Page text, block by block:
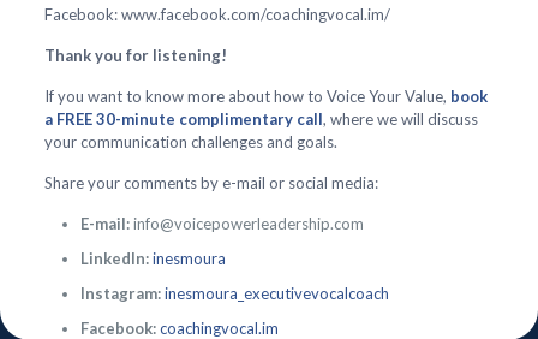
Facebook: www.facebook.com/coachingvocal.im/
Thank you for listening!
If you want to know more about how to Voice Your Value, book
a FREE 30-minute complimentary call, where we will discuss
your communication challenges and goals.
Share your comments by e-mail or social media:
E-mail:info@voicepowerleadership.com
LinkedIn:inesmoura
Instagram:inesmoura_executivevocalcoach
Facebook:coachingvocal.im